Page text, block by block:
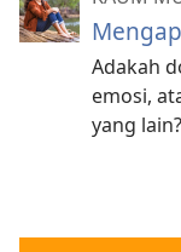
Adakah
emosi,
yang lain?